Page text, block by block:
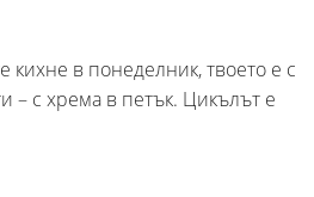
кихне в понеделник, твоето е с
– с хрема в петък. Цикълът е